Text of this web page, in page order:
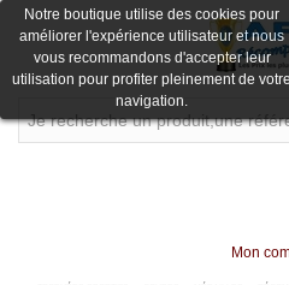
Mon
Notre boutique utilise des cookies pour
améliorer l'expérience utilisateur et nous
vous recommandons d'accepter leur
utilisation pour profiter pleinement de votre
navigation.